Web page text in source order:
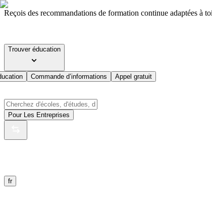
Reçois des recommandations de formation continue adaptées à
Trouver éducation
Commande d’informations Appel gratuit
Pour Les Entreprises
fr